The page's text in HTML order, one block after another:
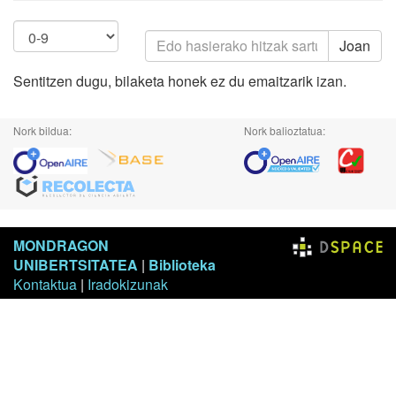
Joan
Sentitzen dugu, bilaketa honek ez du emaitzarik izan.
Nork bildua: Nork balioztatua:
MONDRAGON
UNIBERTSITATEA | Biblioteka
Kontaktua | Iradokizunak